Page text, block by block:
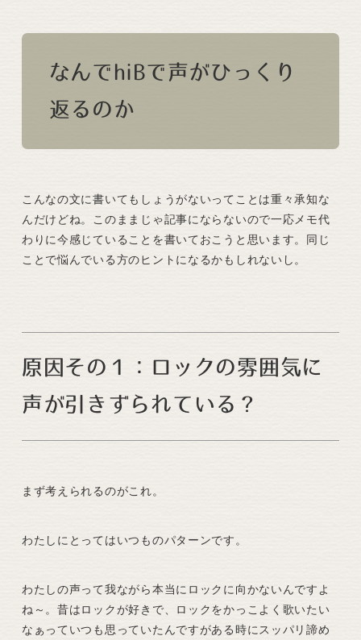
なんでhiBで声がひっくり
返るのか
こんなの文に書いてもしょうがないってことは重々承知な
んだけどね。このままじゃ記事にならないので一応メモ代
わりに今感じていることを書いておこうと思います。同じ
ことで悩んでいる方のヒントになるかもしれないし。
原因その１：ロックの雰囲気に
声が引きずられている？
まず考えられるのがこれ。
わたしにとってはいつものパターンです。
わたしの声って我ながら本当にロックに向かないんですよ
ね～。昔はロックが好きで、ロックをかっこよく歌いたい
なぁっていつも思っていたんですがある時にスッパリ諦め